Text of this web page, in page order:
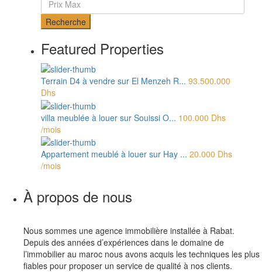
Recherche
Featured Properties
Terrain D4 à vendre sur El Menzeh R... 93.500.000
Dhs
villa meublée à louer sur Souissi O... 100.000 Dhs
/mois
Appartement meublé à louer sur Hay ... 20.000 Dhs
/mois
À propos de nous
Nous sommes une agence immobilière installée à Rabat.
Depuis des années d’expériences dans le domaine de
l’immobilier au maroc nous avons acquis les techniques les plus
fiables pour proposer un service de qualité à nos clients.